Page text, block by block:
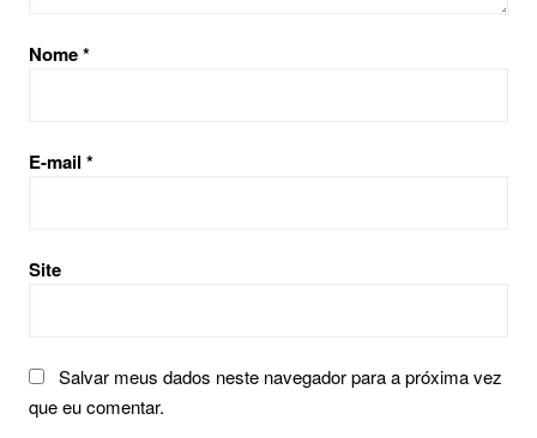
Nome*
E-mail *
Site
Salvar meus dados neste navegador para a próxima vez
que eu comentar.